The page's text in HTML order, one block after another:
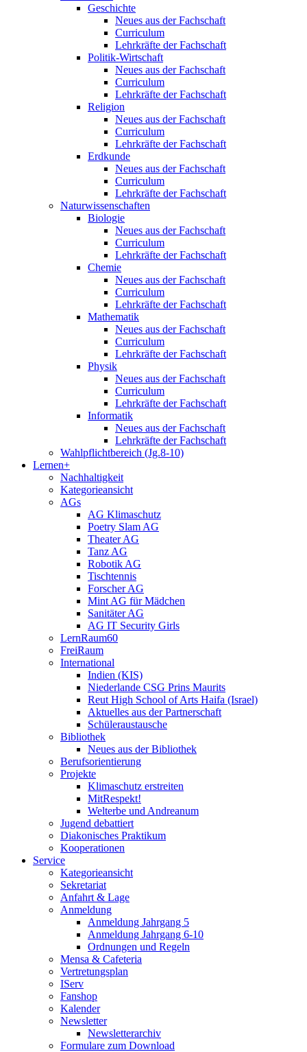
Geschichte
Neues aus der Fachschaft
Curriculum
Lehrkräfte der Fachschaft
Politik-Wirtschaft
Neues aus der Fachschaft
Curriculum
Lehrkräfte der Fachschaft
Religion
Neues aus der Fachschaft
Curriculum
Lehrkräfte der Fachschaft
Erdkunde
Neues aus der Fachschaft
Curriculum
Lehrkräfte der Fachschaft
Naturwissenschaften
Biologie
Neues aus der Fachschaft
Curriculum
Lehrkräfte der Fachschaft
Chemie
Neues aus der Fachschaft
Curriculum
Lehrkräfte der Fachschaft
Mathematik
Neues aus der Fachschaft
Curriculum
Lehrkräfte der Fachschaft
Physik
Neues aus der Fachschaft
Curriculum
Lehrkräfte der Fachschaft
Informatik
Neues aus der Fachschaft
Lehrkräfte der Fachschaft
Wahlpflichtbereich (Jg.8-10)
Lernen+
Nachhaltigkeit
Kategorieansicht
AGs
AG Klimaschutz
Poetry Slam AG
Theater AG
Tanz AG
Robotik AG
Tischtennis
Forscher AG
Mint AG für Mädchen
Sanitäter AG
AG IT Security Girls
LernRaum60
FreiRaum
International
Indien (KIS)
Niederlande CSG Prins Maurits
Reut High School of Arts Haifa (Israel)
Aktuelles aus der Partnerschaft
Schüleraustausche
Bibliothek
Neues aus der Bibliothek
Berufsorientierung
Projekte
Klimaschutz erstreiten
MitRespekt!
Welterbe und Andreanum
Jugend debattiert
Diakonisches Praktikum
Kooperationen
Service
Kategorieansicht
Sekretariat
Anfahrt & Lage
Anmeldung
Anmeldung Jahrgang 5
Anmeldung Jahrgang 6-10
Ordnungen und Regeln
Mensa & Cafeteria
Vertretungsplan
IServ
Fanshop
Kalender
Newsletter
Newsletterarchiv
Formulare zum Download